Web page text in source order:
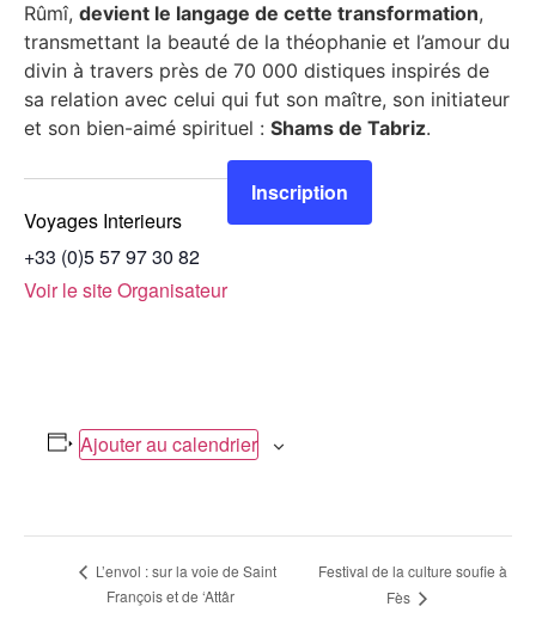
Rûmî, devient le langage de cette transformation,
transmettant la beauté de la théophanie et l’amour du
divin à travers près de 70 000 distiques inspirés de
sa relation avec celui qui fut son maître, son initiateur
et son bien-aimé spirituel : Shams de Tabriz.
Voyages Interieurs
+33 (0)5 57 97 30 82
Voir le site Organisateur
Inscription
Ajouter au calendrier
Navigation
Évènement
L’envol : sur la voie de Saint
François et de ‘Attâr
Festival de la culture soufie à
Fès